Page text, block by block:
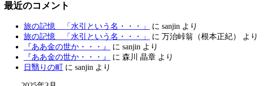
最近のコメント
旅の記憶 「水引という名・・・」 に sanjin より
旅の記憶 「水引という名・・・」
に 万治峠翁（根本正紀）
より
『ああ金の世か・・・』
に sanjin より
『ああ金の世か・・・』
に 森川 晶章 より
日翳りの町 に sanjin より